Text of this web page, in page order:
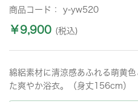
商品コード： y-yw520
￥9,900 (税込)
綿絽素材に清涼感あふれる萌黄
た爽やか浴衣。（身丈156cm）